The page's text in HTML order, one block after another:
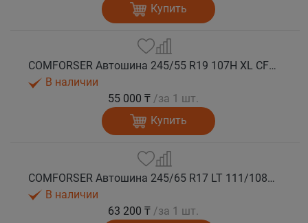
Купить
COMFORSER Автошина 245/55 R19 107H XL CF1100 RWL лето
В наличии
55 000 ₸ /за 1 шт.
Купить
COMFORSER Автошина 245/65 R17 LT 111/108S CF1100 8PR RWL лето
В наличии
63 200 ₸ /за 1 шт.